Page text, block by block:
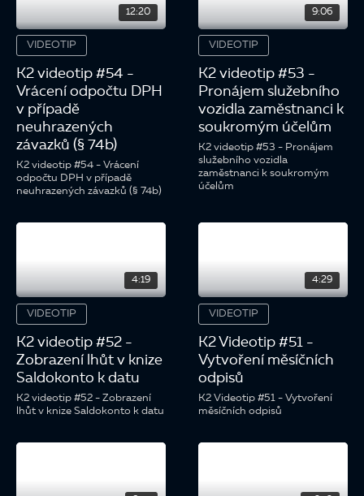
12:20
VIDEOTIP
K2 videotip #54 -
Vrácení odpočtu DPH
v případě
neuhrazených
závazků (§ 74b)
K2 videotip #54 - Vrácení
odpočtu DPH v případě
neuhrazených závazků (§ 74b)
9:06
VIDEOTIP
K2 videotip #53 -
Pronájem služebního
vozidla zaměstnanci k
soukromým účelům
K2 videotip #53 - Pronájem
služebního vozidla
zaměstnanci k soukromým
účelům
4:19
VIDEOTIP
K2 videotip #52 -
Zobrazení lhůt v knize
Saldokonto k datu
K2 videotip #52 - Zobrazení
lhůt v knize Saldokonto k datu
4:29
VIDEOTIP
K2 Videotip #51 -
Vytvoření měsíčních
odpisů
K2 Videotip #51 - Vytvoření
měsíčních odpisů